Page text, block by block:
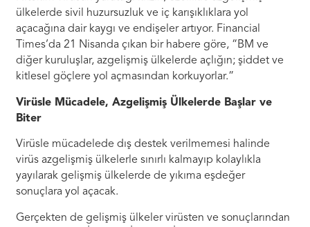
ülkelerde sivil huzursuzluk ve iç karışıklıklara yol
açacağına dair kaygı ve endişeler artıyor. Financial
Times’da 21 Nisanda çıkan bir habere göre, “BM ve
diğer kuruluşlar, azgelişmiş ülkelerde açlığın; şiddet ve
kitlesel göçlere yol açmasından korkuyorlar.”
Virüsle Mücadele, Azgelişmiş Ülkelerde Başlar ve
Biter
Virüsle mücadelede dış destek verilmemesi halinde
virüs azgelişmiş ülkelerle sınırlı kalmayıp kolaylıkla
yayılarak gelişmiş ülkelerde de yıkıma eşdeğer
sonuçlara yol açacak.
Gerçekten de gelişmiş ülkeler virüsten ve sonuçlarından